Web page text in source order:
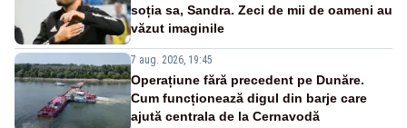
soția sa, Sandra. Zeci de mii de oameni au
văzut imaginile
7 aug. 2026, 19:45
Operațiune fără precedent pe Dunăre.
Cum funcționează digul din barje care
ajută centrala de la Cernavodă